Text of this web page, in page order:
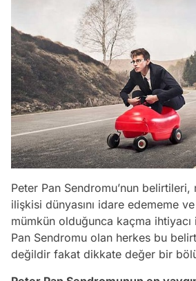
Peter Pan Sendromu’nun
ilişkisi dünyasını idare edememe
mümkün olduğunca kaçma
Pan Sendromu olan herkes bu
değildir fakat dikkate değer bir